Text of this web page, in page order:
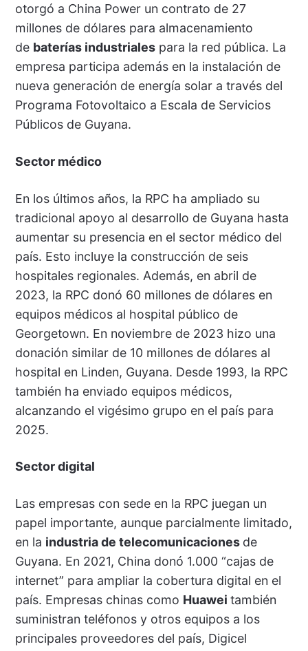
otorgó a China Power un contrato de 27
millones de dólares para almacenamiento
de baterías industrialespara la red pública. La
empresa participa además en la instalación de
nueva generación de energía solar a través del
Programa Fotovoltaico a Escala de Servicios
Públicos de Guyana.
Sector médico
En los últimos años, la RPC ha ampliado su
tradicional apoyo al desarrollo de Guyana hasta
aumentar su presencia en el sector médico del
país. Esto incluye la construcción de seis
hospitales regionales. Además, en abril de
2023, la RPC donó 60 millones de dólares en
equipos médicos al hospital público de
Georgetown. En noviembre de 2023 hizo una
donación similar de 10 millones de dólares al
hospital en Linden, Guyana. Desde 1993, la RPC
también ha enviado equipos médicos,
alcanzando el vigésimo grupo en el país para
2025.
Sector digital
Las empresas con sede en la RPC juegan un
papel importante, aunque parcialmente limitado,
en la industria de telecomunicaciones de
Guyana. En 2021, China donó 1.000 “cajas de
internet” para ampliar la cobertura digital en el
país. Empresas chinas como Huawei también
suministran teléfonos y otros equipos a los
principales proveedores del país, Digicel